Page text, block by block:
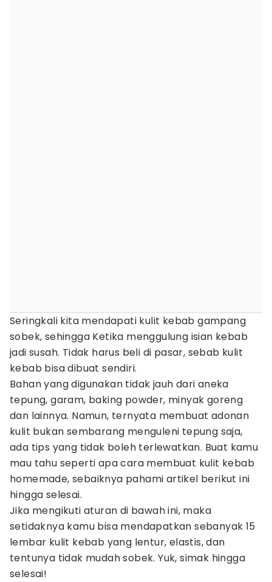
Seringkali kita mendapati kulit kebab gampang
sobek, sehingga Ketika menggulung isian kebab
jadi susah. Tidak harus beli di pasar, sebab kulit
kebab bisa dibuat sendiri.
Bahan yang digunakan tidak jauh dari aneka
tepung, garam, baking powder, minyak goreng
dan lainnya. Namun, ternyata membuat adonan
kulit bukan sembarang menguleni tepung saja,
ada tips yang tidak boleh terlewatkan. Buat kamu
mau tahu seperti apa cara membuat kulit kebab
homemade, sebaiknya pahami artikel berikut ini
hingga selesai.
Jika mengikuti aturan di bawah ini, maka
setidaknya kamu bisa mendapatkan sebanyak 15
lembar kulit kebab yang lentur, elastis, dan
tentunya tidak mudah sobek. Yuk, simak hingga
selesai!